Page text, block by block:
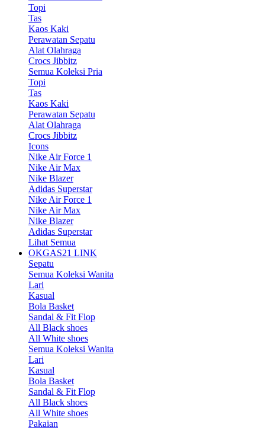
Topi
Tas
Kaos Kaki
Perawatan Sepatu
Alat Olahraga
Crocs Jibbitz
Semua Koleksi Pria
Topi
Tas
Kaos Kaki
Perawatan Sepatu
Alat Olahraga
Crocs Jibbitz
Icons
Nike Air Force 1
Nike Air Max
Nike Blazer
Adidas Superstar
Nike Air Force 1
Nike Air Max
Nike Blazer
Adidas Superstar
Lihat Semua
OKGAS21 LINK
Sepatu
Semua Koleksi Wanita
Lari
Kasual
Bola Basket
Sandal & Fit Flop
All Black shoes
All White shoes
Semua Koleksi Wanita
Lari
Kasual
Bola Basket
Sandal & Fit Flop
All Black shoes
All White shoes
Pakaian